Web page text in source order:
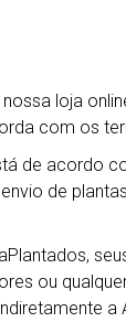
loja
com os
de acordo
de
ou
a